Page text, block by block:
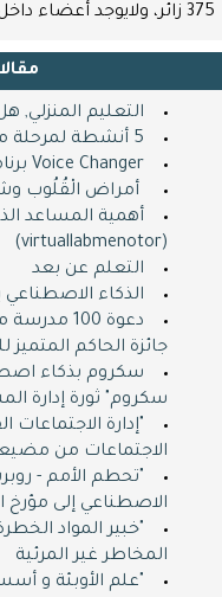
375 زائر، ولايوجد أعضاء داخل الموقع
التعليم المنزلي,
5 أنشطة لمرحلة ما قبل المدرسة ليوم الأجداد
Voice Changer برنامج يتقن مشاريعك التعليمية
أمراض الْقُلُوب
أهمية المساعد
(virtuallabmenotor)
التعلم عن بعد
الذكاء
دعوة 100
جائزة الحاكم المتميز
سكروم بذكاء
سكروم" ثورة إدارة
"إدارة
الاجتماعات من
"تحطم الأمم -
الاصطناعي إلى مؤرخ
"خبير المواد
المخاطر غير المرئية
"علم الأوبئة و